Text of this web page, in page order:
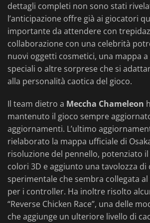
dettagli completi non sono stati
l’anticipazione offre già ai giocatori
importante da attendere con
collaborazione con una celebrità
nuovi oggetti cosmetici, una mappa
speciali o altre sorprese che si
alla personalità caotica del gioco.
Il team dietro a Meccha Chameleon
mantenuto il gioco sempre
aggiornamenti. L’ultimo
rielaborato la mappa ufficiale di
risoluzione del pennello, potenziato
colori 3D e aggiunto una tavolozza di
sperimentale che sembra collegata
per i controller. Ha inoltre risolto
“Reverse Chicken Race”, una delle
che aggiunge un ulteriore livello di